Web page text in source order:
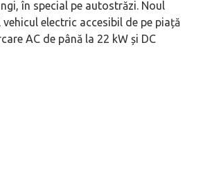
în special pe autostrăzi. Noul
vehicul electric accesibil de pe piață
AC de până la 22 kW și DC